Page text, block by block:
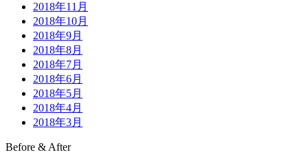
2018年11月
2018年10月
2018年9月
2018年8月
2018年7月
2018年6月
2018年5月
2018年4月
2018年3月
Before & After